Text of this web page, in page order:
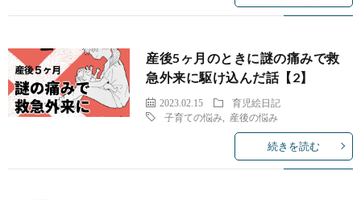
産後5ヶ月のときに謎の痛みで救
急外来に駆け込んだ話【2】
2023.02.15
育児絵日記
子育ての悩み
産後の悩み
続きを読む